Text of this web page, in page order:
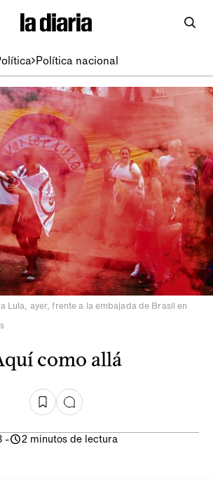
Política nacional
Lula, ayer, frente a la embajada de Brasil en
como allá
- 2 minutos de lectura